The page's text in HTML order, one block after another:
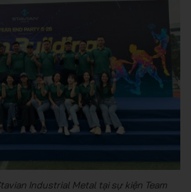
Industrial Metal tại sự kiện Team